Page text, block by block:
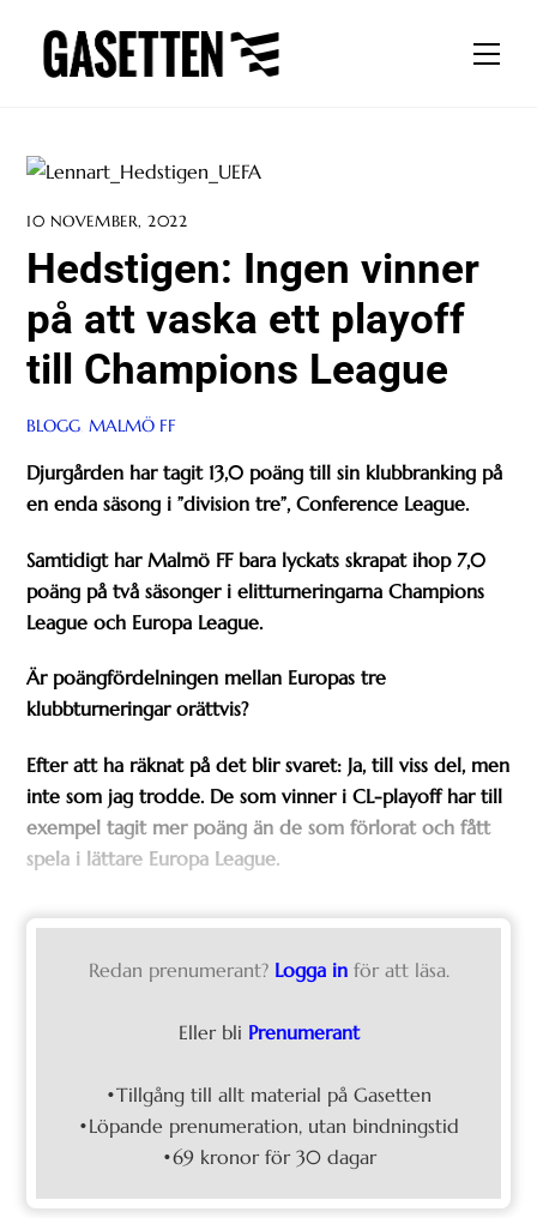
content
10 NOVEMBER, 2022
Hedstigen: Ingen vinner
på att vaska ett playoff
till Champions League
BLOGG MALMÖ FF
Djurgården har tagit 13,0 poäng till sin klubbranking på
en enda säsong i ”division tre”, Conference League.
Samtidigt har Malmö FF bara lyckats skrapat ihop 7,0
poäng på två säsonger i elitturneringarna Champions
League och Europa League.
Är poängfördelningen mellan Europas tre
klubbturneringar orättvis?
Efter att ha räknat på det blir svaret: Ja, till viss del, men
inte som jag trodde. De som vinner i CL-playoff har till
exempel tagit mer poäng än de som förlorat och fått
spela i lättare Europa League.
Redan prenumerant? Logga in för att läsa.
Eller bli Prenumerant
•Tillgång till allt material på Gasetten
•Löpande prenumeration, utan bindningstid
•69 kronor för 30 dagar